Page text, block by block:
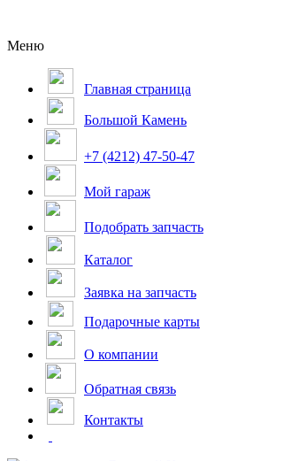
Меню
Главная страница
Большой Камень
+7 (4212) 47-50-47
Мой гараж
Подобрать запчасть
Каталог
Заявка на запчасть
Подарочные карты
О компании
Обратная связь
Контакты